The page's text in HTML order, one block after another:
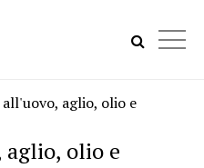
aglio, olio e
aglio, olio e